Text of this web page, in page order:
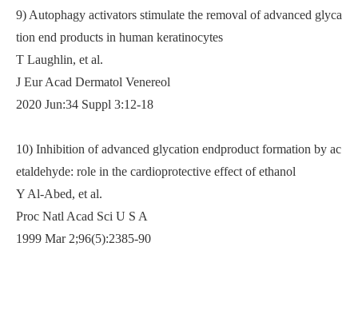
9) Autophagy activators stimulate the removal of advanced glyca
tion end products in human keratinocytes
T Laughlin, et al.
J Eur Acad Dermatol Venereol
2020 Jun:34 Suppl 3:12-18
10) Inhibition of advanced glycation endproduct formation by ac
etaldehyde: role in the cardioprotective effect of ethanol
Y Al-Abed, et al.
Proc Natl Acad Sci U S A
1999 Mar 2;96(5):2385-90